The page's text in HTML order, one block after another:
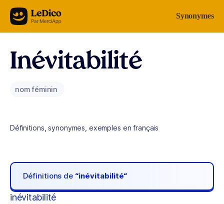
Aller au contenu Synonymes
Inévitabilité
nom féminin
Définitions, synonymes, exemples en français
Définitions de “inévitabilité“
inévitabilité